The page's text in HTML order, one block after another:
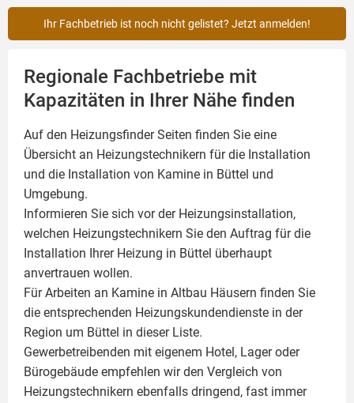
Ihr Fachbetrieb ist noch nicht gelistet? Jetzt anmelden!
Regionale Fachbetriebe mit
Kapazitäten in Ihrer Nähe finden
Auf den Heizungsfinder Seiten finden Sie eine
Übersicht an Heizungstechnikern für die Installation
und die Installation von Kamine in Büttel und
Umgebung.
Informieren Sie sich vor der Heizungsinstallation,
welchen Heizungstechnikern Sie den Auftrag für die
Installation Ihrer Heizung in Büttel überhaupt
anvertrauen wollen.
Für Arbeiten an Kamine in Altbau Häusern finden Sie
die entsprechenden Heizungskundendienste in der
Region um Büttel in dieser Liste.
Gewerbetreibenden mit eigenem Hotel, Lager oder
Bürogebäude empfehlen wir den Vergleich von
Heizungstechnikern ebenfalls dringend, fast immer